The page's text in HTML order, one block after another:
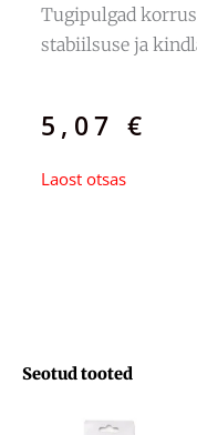
Tugipulgad
stabiilsuse ja
5,07 €
Laost otsas
Seotud tooted